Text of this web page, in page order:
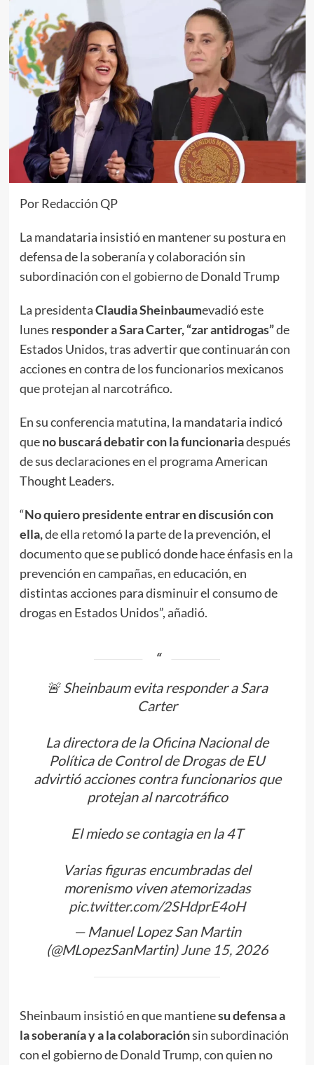
Por Redacción QP
La mandataria insistió en mantener su postura en
defensa de la soberanía y colaboración sin
subordinación con el gobierno de Donald Trump
La presidentaClaudia Sheinbaumevadió este
lunes responder a Sara Carter, “zar antidrogas”de
Estados Unidos, tras advertir que continuarán con
acciones en contra de los funcionarios mexicanos
que protejan al narcotráfico.
En su conferencia matutina, la mandataria indicó
queno buscará debatir con la funcionariadespués
de sus declaraciones en el programa American
Thought Leaders.
“No quiero presidente entrar en discusión con
ella,de ella retomó la parte de la prevención, el
documento que se publicó donde hace énfasis en la
prevención en campañas, en educación, en
distintas acciones para disminuir el consumo de
drogas en Estados Unidos”, añadió.
🚨 Sheinbaum evita responder a Sara
Carter
La directora de la Oficina Nacional de
Política de Control de Drogas de EU
advirtió acciones contra funcionarios que
protejan al narcotráfico
El miedo se contagia en la 4T
Varias figuras encumbradas del
morenismo viven atemorizadas
pic.twitter.com/2SHdprE4oH
— Manuel Lopez San Martin
(@MLopezSanMartin)June 15, 2026
Sheinbaum insistió en que mantienesu defensa a
la soberanía y a la colaboraciónsin subordinación
con el gobierno de Donald Trump, con quien no